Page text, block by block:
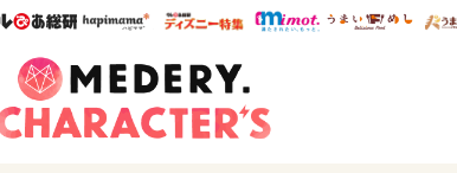
ウレぴあ総研ハピママ* ウレぴあ総研 ディズニー
mimot. うま